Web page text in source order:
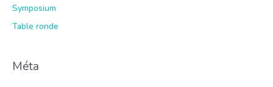
Symposium
Table ronde
Méta